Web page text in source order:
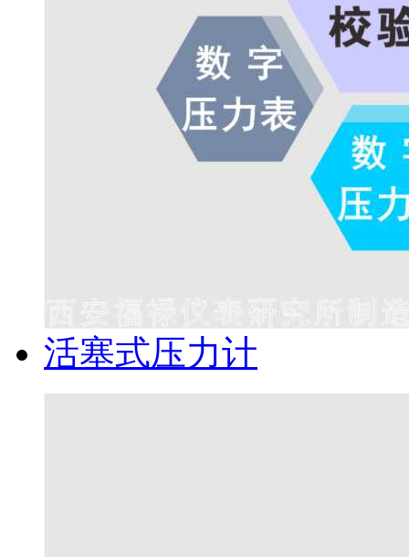
活塞式压力计